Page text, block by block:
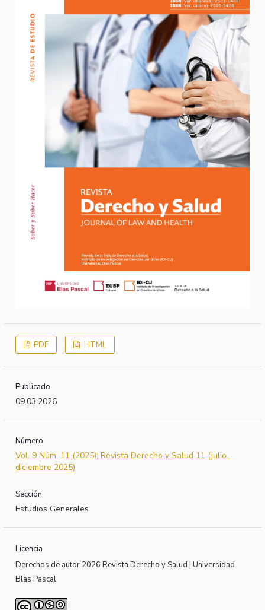
PDF HTML
Publicado
09.03.2026
Número
Vol. 9 Núm. 11 (2025): Revista Derecho y Salud 11 (julio-
diciembre 2025)
Sección
Estudios Generales
Licencia
Derechos de autor 2026 Revista Derecho y Salud | Universidad
Blas Pascal